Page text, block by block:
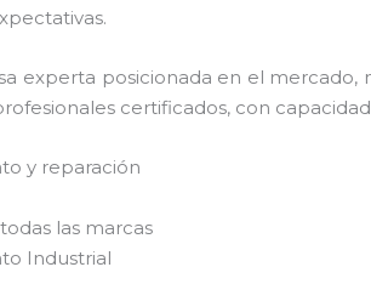
experta posicionada en el mercado,
certificados, con
y reparación
las marcas
Industrial